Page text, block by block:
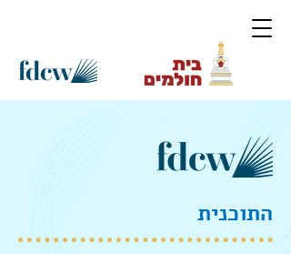
התוכנית